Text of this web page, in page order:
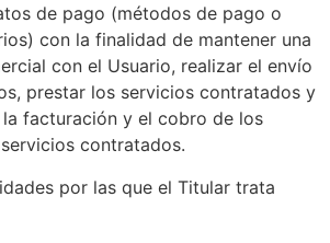
de pago (métodos de pago o
con la finalidad de mantener una
con el Usuario, realizar el envío
prestar los servicios contratados y
facturación y el cobro de los
contratados.
por las que el Titular trata